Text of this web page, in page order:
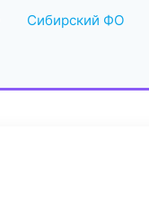
Сибирский ФО